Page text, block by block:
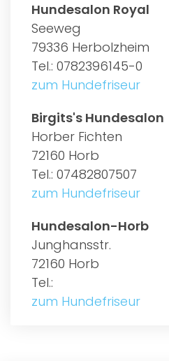
Hundesalon Royal
Seeweg
79336 Herbolzheim
Tel.: 0782396145-0
zum Hundefriseur
Birgits's Hundesalon
Horber Fichten
72160 Horb
Tel.: 07482807507
zum Hundefriseur
Hundesalon-Horb
Junghansstr.
72160 Horb
Tel.:
zum Hundefriseur